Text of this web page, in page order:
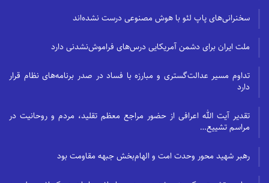
سخنرانی‌های پاپ لئو با هوش مصنوعی درست نشده‌اند
ملت ایران برای دشمن آمریکایی درس‌های فراموش‌نشدنی دارد
تداوم مسیر عدالت‌گستری و مبارزه با فساد در صدر برنامه‌های نظام قرار
دارد
تقدیر آیت الله اعرافی از حضور مراجع معظم تقلید، مردم و روحانیت در
مراسم تشییع…
رهبر شهید محور وحدت امت و الهام‌بخش جبهه مقاومت بود